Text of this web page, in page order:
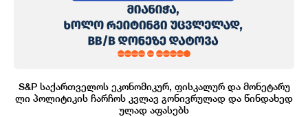
S&P საქართველოს ეკონომიკურ, ფისკალურ და მონეტარუ
ლი პოლიტიკის ჩარჩოს კვლავ გონივრულად და წინდახედ
ულად აფასებს